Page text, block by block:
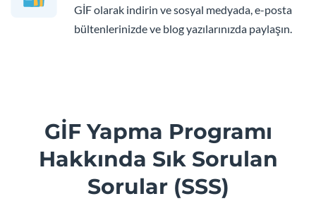
GİF olarak indirin ve sosyal medyada, e-posta
bültenlerinizde ve blog yazılarınızda paylaşın.
GİFYapma Programı
Hakkında Sık Sorulan
Sorular (SSS)